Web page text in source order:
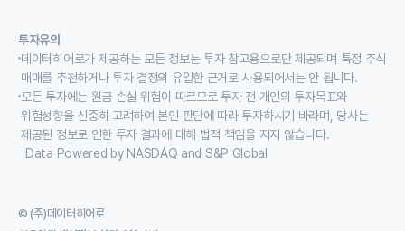
투자유의
데이터히어로가 제공하는 모든 정보는 투자 참고용으로만 제공되며 특정 주식
매매를 추천하거나 투자 결정의 유일한 근거로 사용되어서는 안 됩니다.
모든 투자에는 원금 손실 위험이 따르므로 투자 전 개인의 투자목표와
위험성향을 신중히 고려하여 본인 판단에 따라 투자하시기 바라며, 당사는
제공된 정보로 인한 투자 결과에 대해 법적 책임을 지지 않습니다.
Data Powered by NASDAQ and S&P Global
© (주)데이터히어로